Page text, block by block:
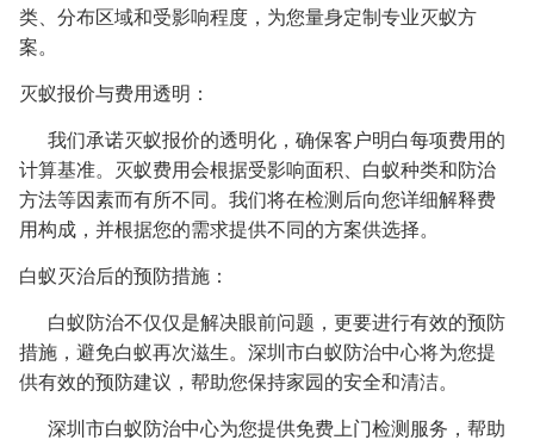
类、分布区域和受影响程度，为您量身定制专业灭蚁方
案。
灭蚁报价与费用透明：
我们承诺灭蚁报价的透明化，确保客户明白每项费用的
计算基准。灭蚁费用会根据受影响面积、白蚁种类和防治
方法等因素而有所不同。我们将在检测后向您详细解释费
用构成，并根据您的需求提供不同的方案供选择。
白蚁灭治后的预防措施：
白蚁防治不仅仅是解决眼前问题，更要进行有效的预防
措施，避免白蚁再次滋生。深圳市白蚁防治中心将为您提
供有效的预防建议，帮助您保持家园的安全和清洁。
深圳市白蚁防治中心为您提供免费上门检测服务，帮助